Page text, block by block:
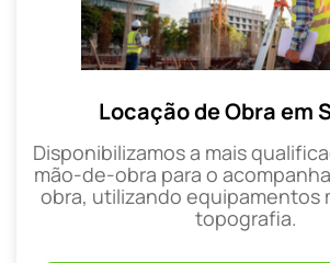
Locação de Obra em
Disponibilizamos a mais
mão-de-obra para o
obra, utilizando equipamentos
topografia.